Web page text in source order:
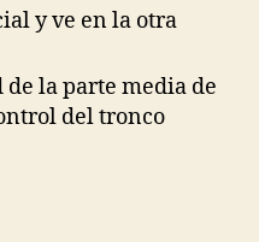
y ve en la otra
la parte media de
del tronco